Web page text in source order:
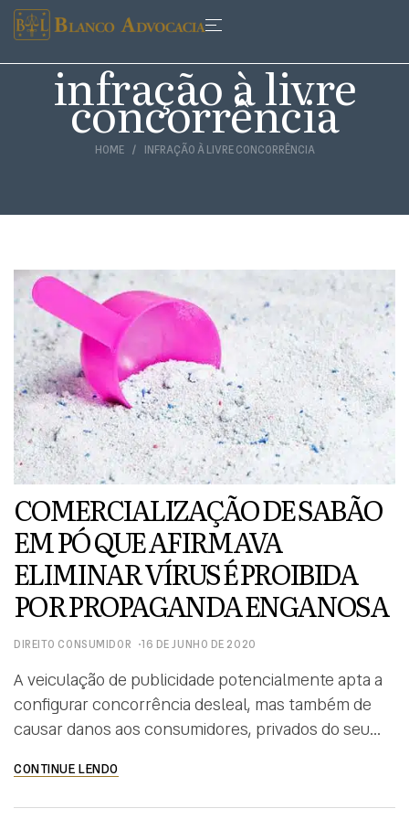
HOME INFRAÇÃO À LIVRE CONCORRÊNCIA
infração à livre
concorrência
COMERCIALIZAÇÃO DE SABÃO
EM PÓ QUE AFIRMAVA
ELIMINAR VÍRUS É PROIBIDA
POR PROPAGANDA ENGANOSA
DIREITO CONSUMIDOR 16 DE JUNHO DE 2020
A veiculação de publicidade potencialmente apta a
configurar concorrência desleal, mas também de
causar danos aos consumidores, privados do seu
informações que reflitam a realidade do produto
colocado no mercado, configura perigo de dano e
CONTINUE LENDO